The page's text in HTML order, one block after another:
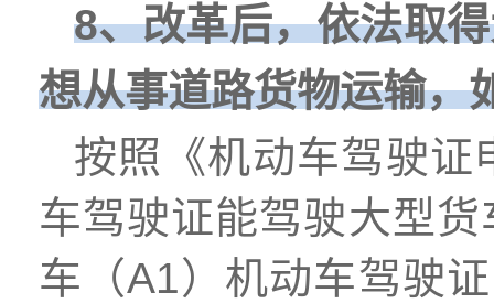
8、改革后，依法取
想从事道路货物运输，
按照《机动车驾驶证
车驾驶证能驾驶大型
车（A1）机动车驾驶